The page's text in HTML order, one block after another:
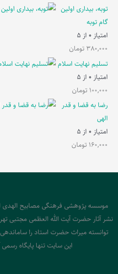
توبه، بیداری اولین
گام توبه
امتیاز 0 از 5
380,000 تومان
تسلیم نهایت اسلام
امتیاز 0 از 5
100,000 تومان
رضا به قضا و قدر
الهی
امتیاز 0 از 5
160,000 تومان
نشر آثار حضرت آیت الله العظمی مجتبی
توانسته میراث حضرت استاد را
این سایت تنها پایگاه